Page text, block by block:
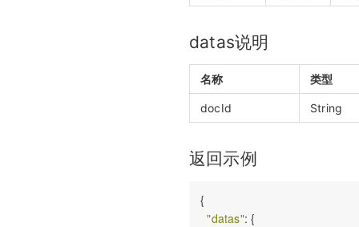
datas说明
名称 类型
docId String
返回示例
{
"datas": {